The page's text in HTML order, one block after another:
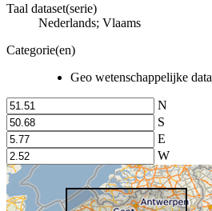
Taal dataset(serie)
Nederlands; Vlaams
Categorie(en)
Geo wetenschappelijke data
N
S
E
W